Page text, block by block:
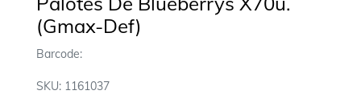
(Gmax-Def)
Barcode:
SKU: 1161037